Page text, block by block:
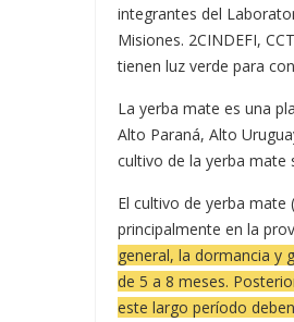
integrantes del
Misiones. 2CINDEFI,
tienen luz verde para
La yerba mate es una
Alto Paraná, Alto
cultivo de la yerba mate
El cultivo de yerba
principalmente en la
general, la dormancia y
de 5 a 8 meses.
este largo período